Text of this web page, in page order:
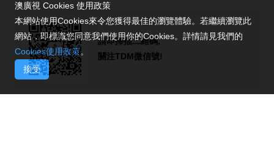
請即掃描二維碼,
關注TDM微信號!
澳廣視 Cookies 使用政策
本網站使用Cookies來令您獲得最佳的瀏覽體驗。若繼續瀏覽此
網站，即標識您同意我們使用你的Cookies。詳情請見我們的
Cookies使用政策。
接受